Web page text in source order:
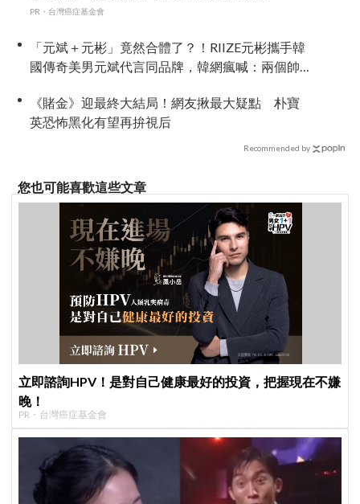
PR・台灣癌症基金會
「元斌＋元彬」竟然合體了？！RIIZE元彬攜手韓
國傳奇美男元斌代言同品牌，韓網瘋喊：兩個帥
《賭金》迎最終大結局！網友揪最大疑點 朴寶
英恐怖黑化有望再拚視后
Recommended by
您也可能喜歡這些文章
立即諮詢HPV！是對自己健康最好的投資，把握現在不嫌
晚！
PR・台灣癌症基金會